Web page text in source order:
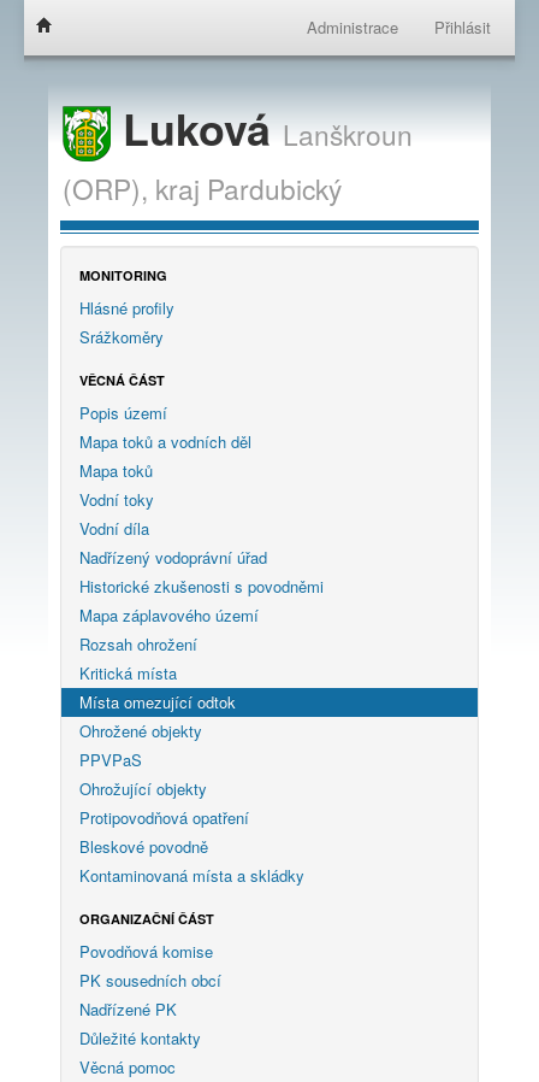
Administrace Přihlásit
LukováLanškroun
(ORP), kraj Pardubický
MONITORING
Hlásné profily
Srážkoměry
VĚCNÁ ČÁST
Popis území
Mapa toků a vodních děl
Mapa toků
Vodní toky
Vodní díla
Nadřízený vodoprávní úřad
Historické zkušenosti s povodněmi
Mapa záplavového území
Rozsah ohrožení
Kritická místa
Místa omezující odtok
Ohrožené objekty
PPVPaS
Ohrožující objekty
Protipovodňová opatření
Bleskové povodně
Kontaminovaná místa a skládky
ORGANIZAČNÍ ČÁST
Povodňová komise
PK sousedních obcí
Nadřízené PK
Důležité kontakty
Věcná pomoc